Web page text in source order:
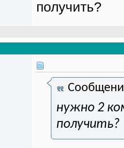
получить?
нужно 2
получить?